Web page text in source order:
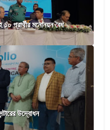
১০ প্রার্থীর মনোনয়ন বৈধ
উদ্বোধন